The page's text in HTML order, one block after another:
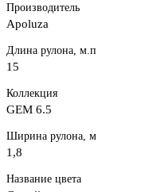
Производитель
Apoluza
Длина рулона, м.п
15
Коллекция
GEM 6.5
Ширина рулона, м
1,8
Название цвета